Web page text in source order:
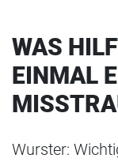
WAS
EINMAL
Wurster: